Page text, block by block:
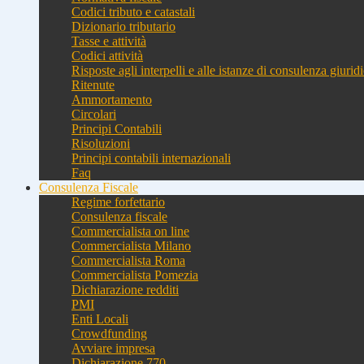
Codici tributo e catastali
Dizionario tributario
Tasse e attività
Codici attività
Risposte agli interpelli e alle istanze di consulenza
Ritenute
Ammortamento
Circolari
Principi Contabili
Risoluzioni
Principi contabili internazionali
Faq
Consulenza Fiscale
Regime forfettario
Consulenza fiscale
Commercialista on line
Commercialista Milano
Commercialista Roma
Commercialista Pomezia
Dichiarazione redditi
PMI
Enti Locali
Crowdfunding
Avviare impresa